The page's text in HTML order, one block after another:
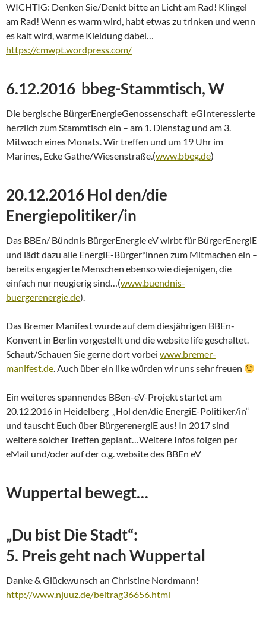
WICHTIG: Denken Sie/Denkt bitte an Licht am Rad! Klingel
am Rad! Wenn es warm wird, habt etwas zu trinken und wenn
es kalt wird, warme Kleidung dabei…
https://cmwpt.wordpress.com/
6.12.2016 bbeg-Stammtisch, W
Die bergische BürgerEnergieGenossenschaft eGInteressierte
herzlich zum Stammtisch ein – am 1. Dienstag und am 3.
Mitwoch eines Monats. Wir treffen und um 19 Uhr im
Marines, Ecke Gathe/Wiesenstraße.(www.bbeg.de)
20.12.2016 Hol den/die
Energiepolitiker/in
Das BBEn/ Bündnis BürgerEnergie eV wirbt für BürgerEnergiE
und lädt dazu alle EnergiE-Bürger*innen zum Mitmachen ein –
bereits engagierte Menschen ebenso wie diejenigen, die
einfach nur neugierig sind…(www.buendnis-
buergerenergie.de).
Das Bremer Manifest wurde auf dem diesjährigen BBEn-
Konvent in Berlin vorgestellt und die website life geschaltet.
Schaut/Schauen Sie gerne dort vorbei www.bremer-
manifest.de. Auch über ein like würden wir uns sehr freuen
Ein weiteres spannendes BBen-eV-Projekt startet am
20.12.2016 in Heidelberg „Hol den/die EnergiE-Politiker/in“
und tauscht Euch über BürgerenergiE aus! In 2017 sind
weitere solcher Treffen geplant…Weitere Infos folgen per
eMail und/oder auf der o.g. website des BBEn eV
Wuppertal bewegt…
„Du bist Die Stadt“:
5. Preis geht nach Wuppertal
Danke & Glückwunsch an Christine Nordmann!
http://www.njuuz.de/beitrag36656.html